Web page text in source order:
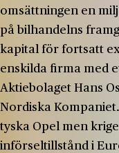
omsättningen en
på bilhandelns
kapital för fortsatt
enskilda firma med
Aktiebolaget Hans
Nordiska
tyska Opel men
införseltillstånd i